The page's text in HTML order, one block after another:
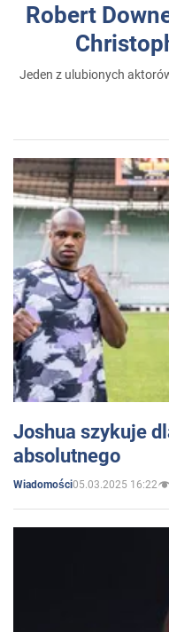
Robert
Jeden z ulubionych
Joshua szykuje
absolutnego
Wiadomości05.03.2025 16:22